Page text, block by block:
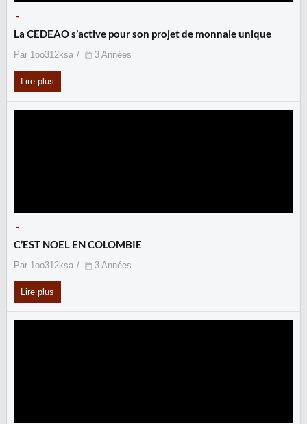
-
La CEDEAO s’active pour son projet de monnaie unique
Par 1oo312ksa 3 Années
Lire plus
-
C’EST NOEL EN COLOMBIE
Par 1oo312ksa 3 Années
Lire plus